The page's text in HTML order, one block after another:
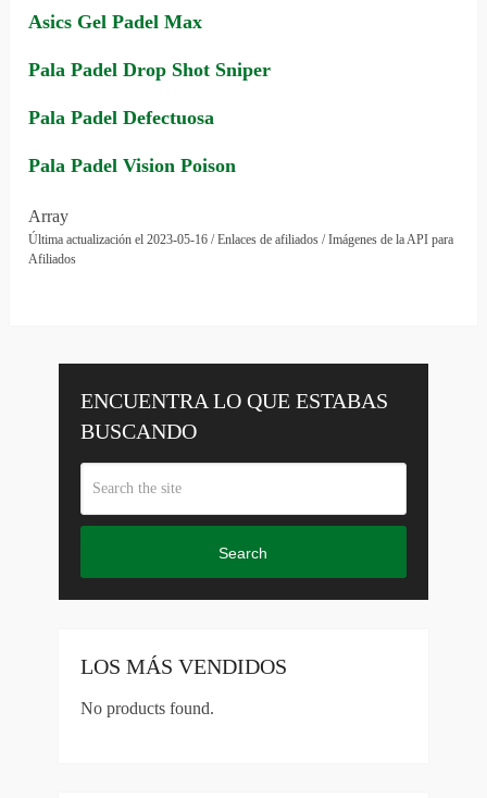
Asics Gel Padel Max
Pala Padel Drop Shot Sniper
Pala Padel Defectuosa
Pala Padel Vision Poison
Array
Última actualización el 2023-05-16 / Enlaces de afiliados / Imágenes de la API para
Afiliados
ENCUENTRA LO QUE ESTABAS
BUSCANDO
Search
LOS MÁS VENDIDOS
No products found.